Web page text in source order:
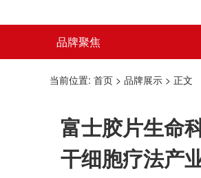
品牌聚焦
当前位置: 首页 > 品牌展示 > 正文
富士胶片生命
干细胞疗法产